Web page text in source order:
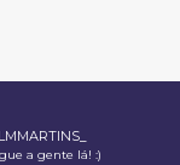
a gente lá! :)